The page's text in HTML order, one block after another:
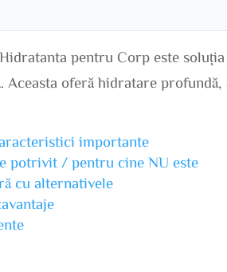
pentru Corp este
Aceasta oferă hidratare
importante
potrivit / pentru cine NU este
cu alternativele